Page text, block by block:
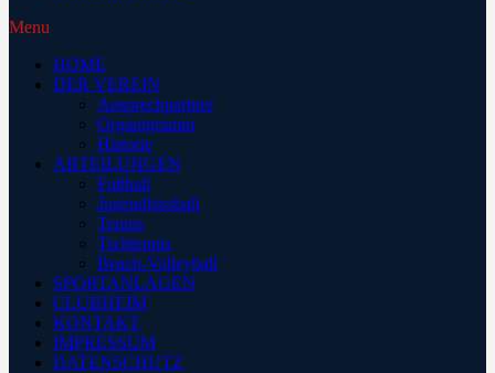
Menu
HOME
DER VEREIN
Ansprechpartner
Organigramm
Historie
ABTEILUNGEN
Fußball
Jugendfussball
Tennis
Tschtennis
Beach-Volleyball
SPORTANLAGEN
CLUBHEIM
KONTAKT
IMPRESSUM
DATENSCHUTZ